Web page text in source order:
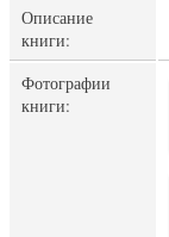
Описание
книги:
Фотографии
книги: